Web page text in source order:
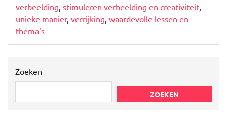
verbeelding, stimuleren verbeelding en creativiteit,
unieke manier, verrijking, waardevolle lessen en
thema's
Zoeken
ZOEKEN